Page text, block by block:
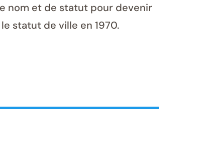
nom et de statut pour devenir
statut de ville en 1970.